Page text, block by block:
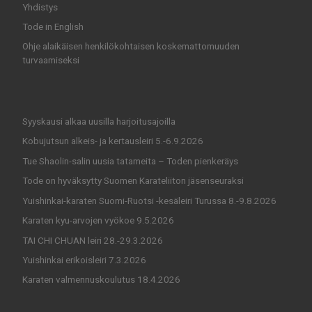
Yhdistys
Tode in English
Ohje alaikäisen henkilökohtaisen koskemattomuuden
turvaamiseksi
Syyskausi alkaa uusilla harjoitusajoilla
Kobujutsun alkeis- ja kertausleiri 5.-6.9.2026
Tue Shaolin-salin uusia tatameita – Toden pienkeräys
Tode on hyväksytty Suomen Karateliiton jäsenseuraksi
Yuishinkai-karaten Suomi-Ruotsi -kesäleiri Turussa 8.-9.8.2026
Karaten kyu-arvojen vyökoe 9.5.2026
TAI CHI CHUAN leiri 28.-29.3.2026
Yuishinkai erikoisleiri 7.3.2026
Karaten valmennuskoulutus 18.4.2026